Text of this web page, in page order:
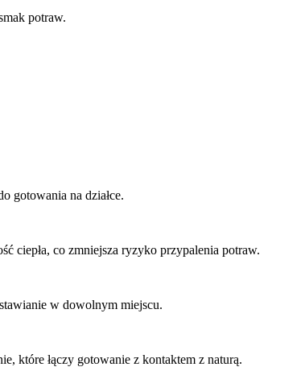
potraw.
gotowania na działce.
ciepła, co zmniejsza ryzyko przypalenia potraw.
w dowolnym miejscu.
które łączy gotowanie z kontaktem z naturą.